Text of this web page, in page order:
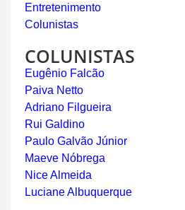
Entretenimento
Colunistas
COLUNISTAS
Eugênio Falcão
Paiva Netto
Adriano Filgueira
Rui Galdino
Paulo Galvão Júnior
Maeve Nóbrega
Nice Almeida
Luciane Albuquerque